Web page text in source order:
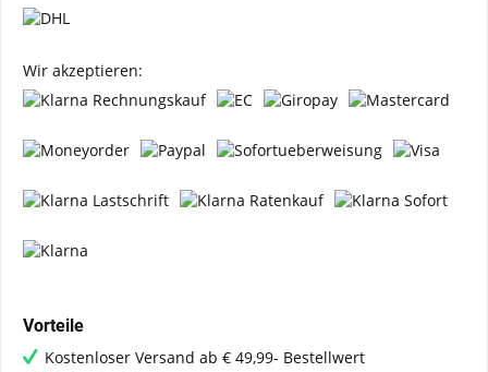
Wir akzeptieren:
Vorteile
Kostenloser Versand ab € 49,99- Bestellwert